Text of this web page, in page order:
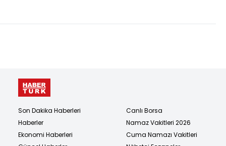
Son Dakika Haberleri
Haberler
Ekonomi Haberleri
Canlı Borsa
Namaz Vakitleri 2026
Cuma Namazı Vakitleri